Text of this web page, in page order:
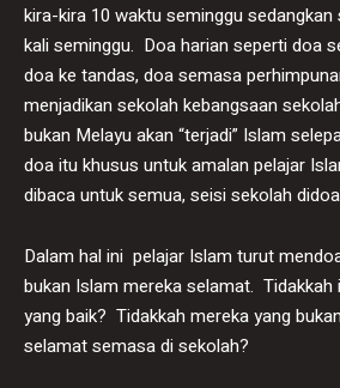
kira-kira 10 waktu seminggu
kali seminggu. Doa harian seperti doa
doa ke tandas, doa semasa
menjadikan sekolah kebangsaan
bukan Melayu akan “terjadi” Islam
doa itu khusus untuk amalan pelajar
dibaca untuk semua, seisi sekolah
Dalam hal ini pelajar Islam turut
bukan Islam mereka selamat. Tidakkah
yang baik? Tidakkah mereka yang
selamat semasa di sekolah?